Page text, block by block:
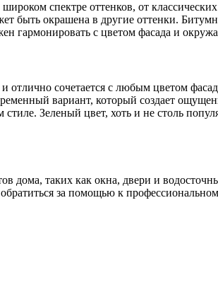
спектре оттенков, от
быть окрашена в другие оттенки.
гармонировать с цветом фасада и
сочетается с любым цветом
вариант, который создает
Зеленый цвет, хоть и не столь
дома, таких как окна, двери и
за помощью к